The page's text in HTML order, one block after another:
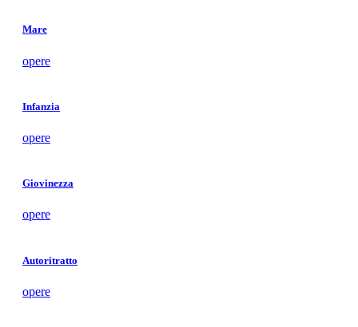
Mare
opere
Infanzia
opere
Giovinezza
opere
Autoritratto
opere